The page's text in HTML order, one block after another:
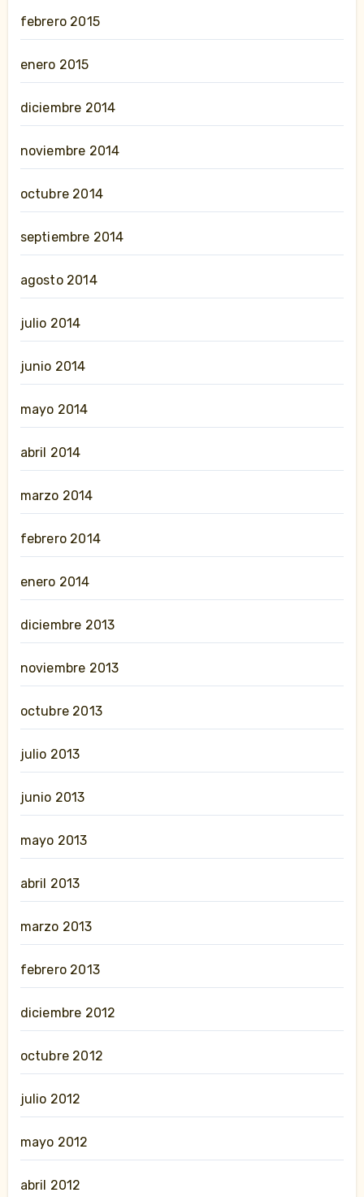
febrero 2015
enero 2015
diciembre 2014
noviembre 2014
octubre 2014
septiembre 2014
agosto 2014
julio 2014
junio 2014
mayo 2014
abril 2014
marzo 2014
febrero 2014
enero 2014
diciembre 2013
noviembre 2013
octubre 2013
julio 2013
junio 2013
mayo 2013
abril 2013
marzo 2013
febrero 2013
diciembre 2012
octubre 2012
julio 2012
mayo 2012
abril 2012